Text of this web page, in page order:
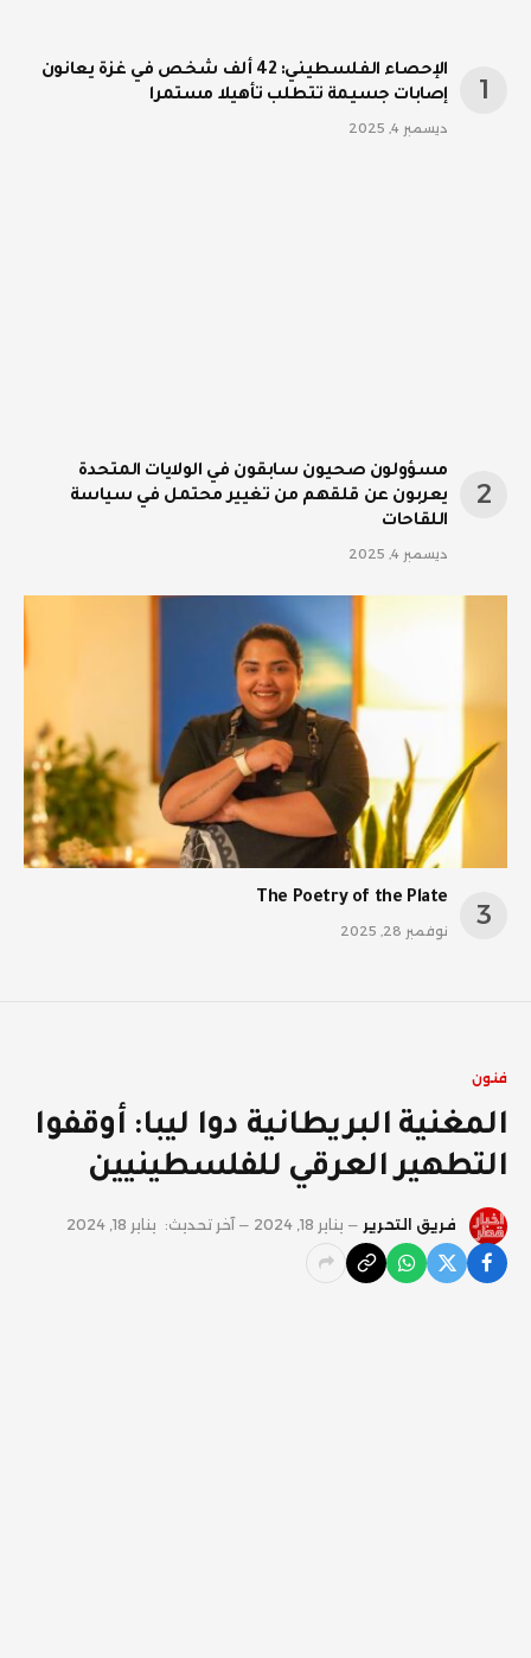
الإحصاء الفلسطيني: 42 ألف شخص في غزة يعانون
إصابات جسيمة تتطلب تأهيلا مستمرا
ديسمبر 4, 2025
مسؤولون صحيون سابقون في الولايات المتحدة
يعربون عن قلقهم من تغيير محتمل في سياسة
اللقاحات
ديسمبر 4, 2025
The Poetry of the Plate
نوفمبر 28, 2025
فنون
المغنية البريطانية دوا ليبا: أوقفوا
التطهير العرقي للفلسطينيين
فريق التحرير يناير 18, 2024 آخر تحديث: يناير 18, 2024